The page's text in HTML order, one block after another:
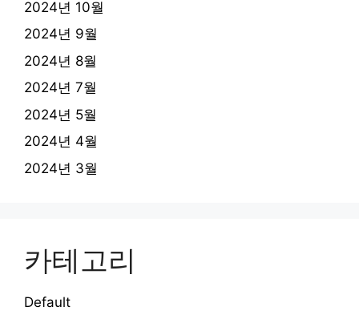
2024년 10월
2024년 9월
2024년 8월
2024년 7월
2024년 5월
2024년 4월
2024년 3월
카테고리
Default